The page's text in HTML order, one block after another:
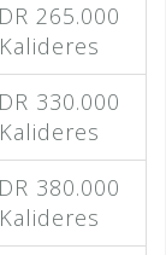
265.000
330.000
380.000